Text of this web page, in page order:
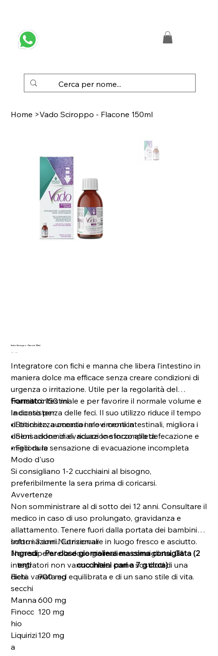
Home >Vado Sciroppo - Flacone 150ml
Vado Sciroppo - Flacone 150ml
Prezzo
Prezzo
Integratore con fichi e manna che libera l’intestino in
maniera dolce ma efficace senza creare condizioni di
urgenza o irritazione. Utile per la regolarità del
transito intestinale e per favorire il normale volume e
la consistenza delle feci. Il suo utilizzo riduce il tempo
di transito, aumenta i movimenti intestinali, migliora i
dolori addominali, riduce lo sforzo alla defecazione e
migliora la sensazione di evacuazione incompleta
Formato:150 ml
Indicato per
• Stitichezza occasionale e cronica
• Sensazione di evacuazione incompleta
• Feci dure
Modo d'uso
Si consigliano 1-2 cucchiaini al bisogno,
preferibilmente la sera prima di coricarsi.
Avvertenze
Non somministrare al di sotto dei 12 anni. Consultare il
medico in caso di uso prolungato, gravidanza e
allattamento. Tenere fuori dalla portata dei bambini
sotto i 3 anni. Conservare in luogo fresco e asciutto.
Non superare la dose giornaliera consigliata. Gli
integratori non vanno intesi come sostituti di una
dieta variata ed equilibrata e di un sano stile di vita.
Informazioni Nutrizionali
Ingredi
enti
Per dose giornaliera massima consigliata (2
cucchiaini pari a 7 g circa)
Fichi
secchi
900 mg
Manna 600 mg
Finocc
hio
120 mg
Liquirizi
a
120 mg